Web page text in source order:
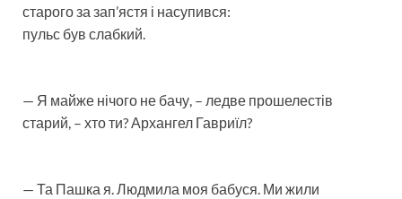
старого за зап’ястя і насупився:
пульс був слабкий.
— Я майже нічого не бачу, – ледве прошелестів
старий, – хто ти? Архангел Гавриїл?
— Та Пашка я. Людмила моя бабуся. Ми жили